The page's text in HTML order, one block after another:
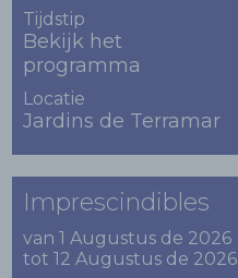
Tijdstip
Bekijk het
programma
Locatie
Jardins de Terramar
Imprescindibles
van 1 Augustus de 2026
tot 12 Augustus de 2026